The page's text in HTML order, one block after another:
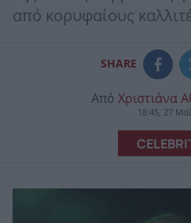
από κορυφαίους
SHARE
Από Χριστιάνα
18:45, 27